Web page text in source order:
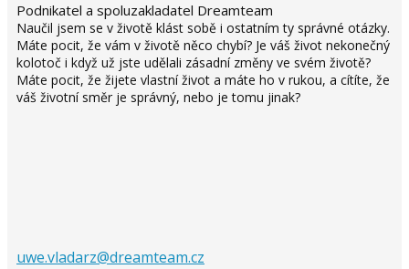
Podnikatel a spoluzakladatel Dreamteam
Naučil jsem se v životě klást sobě i ostatním ty správné otázky.
Máte pocit, že vám v životě něco chybí? Je váš život nekonečný
kolotoč i když už jste udělali zásadní změny ve svém životě?
Máte pocit, že žijete vlastní život a máte ho v rukou, a cítíte, že
váš životní směr je správný, nebo je tomu jinak?
uwe.vladarz@dreamteam.cz